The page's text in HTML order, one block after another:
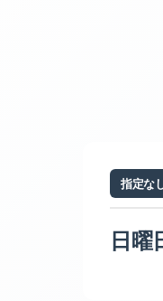
指定な
日曜